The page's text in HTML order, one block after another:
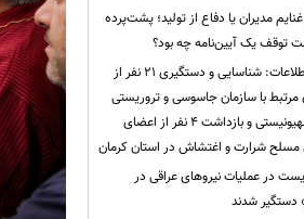
مدیران یا دفاع از تولید؛ پشت‌پرده
توقف یک آیین‌نامه چه بود؟
وزارت اطلاعات: شناسایی و دستگیری ۲۱ نفر از
مرتبط با سازمان جاسوسی و تروریستی
رژیم صهیونیستی و بازداشت ۴ نفر از اعضای
مسلح شرارت و اغتشاش در استان کرمان
در عملیات نیروهای عراقی در
دستگیر شدند